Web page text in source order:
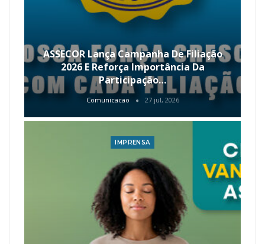
ASSECOR Lança Campanha De Filiação
2026 E Reforça Importância Da
Participação…
Comunicacao 27 jul, 2026
IMPRENSA